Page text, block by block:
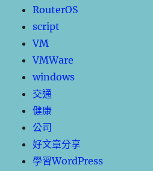
RouterOS
script
VM
VMWare
windows
交通
健康
公司
好文章分享
學習WordPress